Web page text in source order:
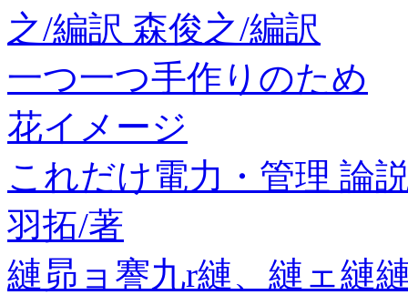
之/編訳 森俊之/編訳
一つ一つ手作りのため
花イメージ
これだけ電力・管理 論
羽拓/著
縺昴ョ謇九r縺、縺ェ縺